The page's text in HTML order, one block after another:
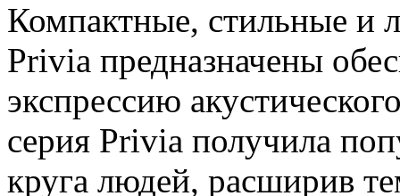
Компактные, стильные и
Privia предназначены
экспрессию
серия Privia получила
круга людей, расширив